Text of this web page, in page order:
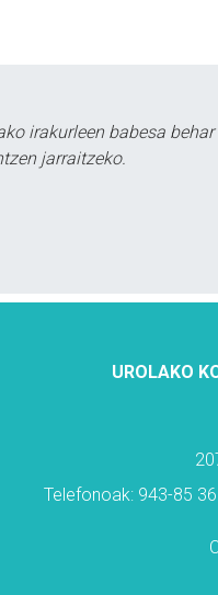
irakurleen babesa
jarraitzeko.
UROLAKO
Telefonoak: 943-85